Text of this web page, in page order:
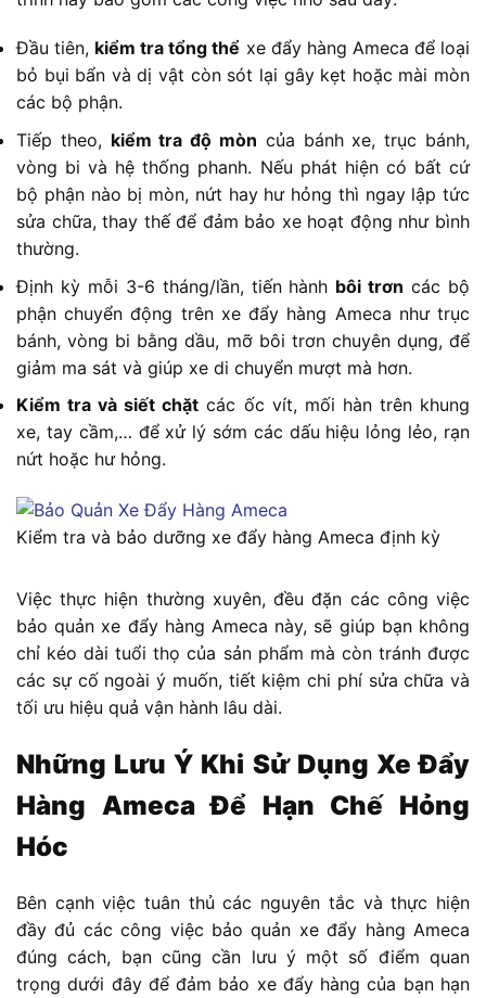
Đầu tiên, kiểm tra tổng thể xe đẩy hàng Ameca để loại
bỏ bụi bẩn và dị vật còn sót lại gây kẹt hoặc mài mòn
các bộ phận.
Tiếp theo, kiểm tra độ mòn của bánh xe, trục bánh,
vòng bi và hệ thống phanh. Nếu phát hiện có bất cứ
bộ phận nào bị mòn, nứt hay hư hỏng thì ngay lập tức
sửa chữa, thay thế để đảm bảo xe hoạt động như bình
thường.
Định kỳ mỗi 3-6 tháng/lần, tiến hành bôi trơn các bộ
phận chuyển động trên xe đẩy hàng Ameca như trục
bánh, vòng bi bằng dầu, mỡ bôi trơn chuyên dụng, để
giảm ma sát và giúp xe di chuyển mượt mà hơn.
Kiểm tra và siết chặt các ốc vít, mối hàn trên khung
xe, tay cầm,… để xử lý sớm các dấu hiệu lỏng lẻo, rạn
nứt hoặc hư hỏng.
Kiểm tra và bảo dưỡng xe đẩy hàng Ameca định kỳ
Việc thực hiện thường xuyên, đều đặn các công việc
bảo quản xe đẩy hàng Ameca này, sẽ giúp bạn không
chỉ kéo dài tuổi thọ của sản phẩm mà còn tránh được
các sự cố ngoài ý muốn, tiết kiệm chi phí sửa chữa và
tối ưu hiệu quả vận hành lâu dài.
Những Lưu Ý Khi Sử Dụng Xe Đẩy
Hàng Ameca Để Hạn Chế Hỏng
Hóc
Bên cạnh việc tuân thủ các nguyên tắc và thực hiện
đầy đủ các công việc bảo quản xe đẩy hàng Ameca
đúng cách, bạn cũng cần lưu ý một số điểm quan
trọng dưới đây để đảm bảo xe đẩy hàng của bạn hạn